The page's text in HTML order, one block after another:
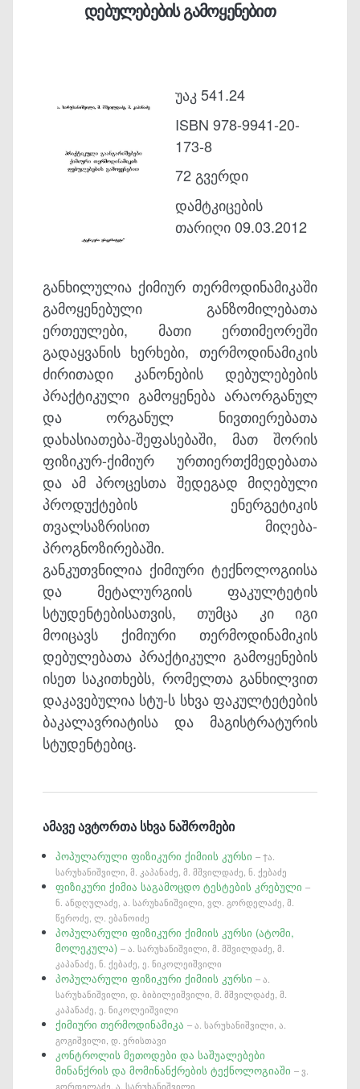
დებულებების გამოყენებით
უაკ 541.24
ISBN 978-9941-20-
173-8
72 გვერდი
დამტკიცების
თარიღი 09.03.2012
განხილულია ქიმიურ თერმოდინამიკაში
გამოყენებული განზომილებათა
ერთეულები, მათი ერთიმეორეში
გადაყვანის ხერხები, თერმოდინამიკის
ძირითადი კანონების დებულებების
პრაქტიკული გამოყენება არაორგანულ
და ორგანულ ნივთიერებათა
დახასიათება-შეფასებაში, მათ შორის
ფიზიკურ-ქიმიურ ურთიერთქმედებათა
და ამ პროცესთა შედეგად მიღებული
პროდუქტების ენერგეტიკის
თვალსაზრისით მიღება-
პროგნოზირებაში.
განკუთვნილია ქიმიური ტექნოლოგიისა
და მეტალურგიის ფაკულტეტის
სტუდენტებისათვის, თუმცა კი იგი
მოიცავს ქიმიური თერმოდინამიკის
დებულებათა პრაქტიკული გამოყენების
ისეთ საკითხებს, რომელთა განხილვით
დაკავებულია სტუ-ს სხვა ფაკულტეტების
ბაკალავრიატისა და მაგისტრატურის
სტუდენტებიც.
ამავე ავტორთა სხვა ნაშრომები
პოპულარული ფიზიკური ქიმიის კურსი– †ა.
სარუხანიშვილი, მ. კაპანაძე, მ. მშვილდაძე, ნ. ქებაძე
ფიზიკური ქიმია საგამოცდო ტესტების კრებული–
ნ. ანდღულაძე, ა. სარუხანიშვილი, ვლ. გორდელაძე, მ.
წეროძე, ლ. ებანოიძე
პოპულარული ფიზიკური ქიმიის კურსი (ატომი,
მოლეკულა)– ა. სარუხანიშვილი, მ. მშვილდაძე, მ.
კაპანაძე, ნ. ქებაძე, ე. ნიკოლეიშვილი
პოპულარული ფიზიკური ქიმიის კურსი– ა.
სარუხანიშვილი, დ. ბიბილეიშვილი, მ. მშვილდაძე, მ.
კაპანაძე, ე. ნიკოლეიშვილი
ქიმიური თერმოდინამიკა– ა. სარუხანიშვილი, ა.
გოგიშვილი, დ. ერისთავი
კონტროლის მეთოდები და საშუალებები
მინანქრის და მომინანქრების ტექნოლოგიაში– ვ.
გორდელაძე, ა. სარუხანიშვილი